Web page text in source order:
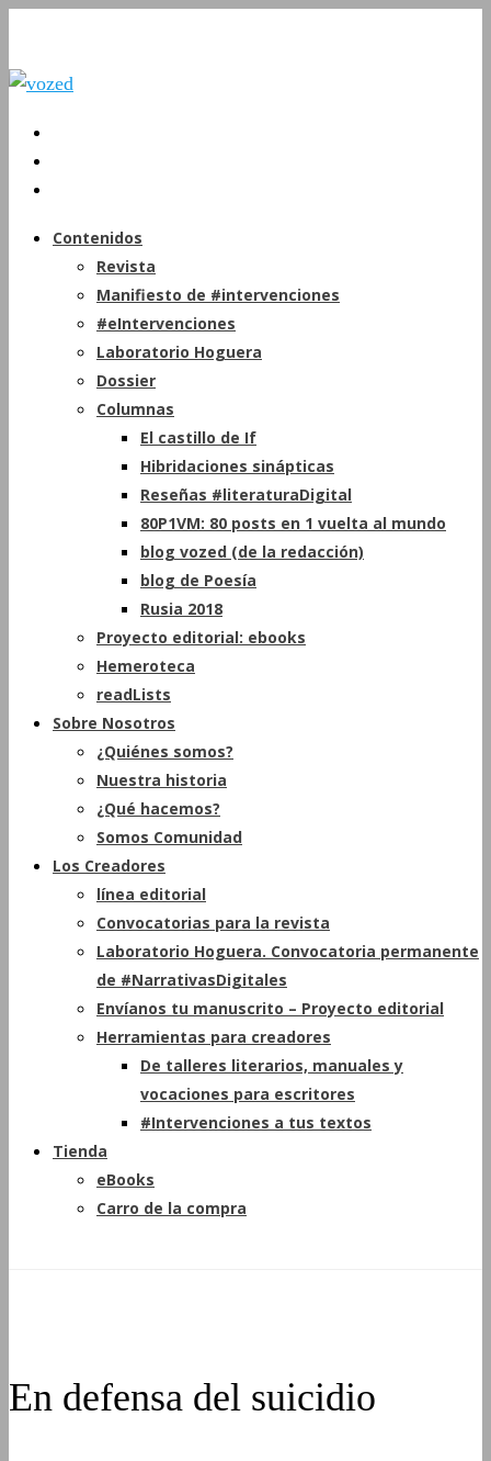
Contenidos
Revista
Manifiesto de #intervenciones
#eIntervenciones
Laboratorio Hoguera
Dossier
Columnas
El castillo de If
Hibridaciones sinápticas
Reseñas #literaturaDigital
80P1VM: 80 posts en 1 vuelta al mundo
blog vozed (de la redacción)
blog de Poesía
Rusia 2018
Proyecto editorial: ebooks
Hemeroteca
readLists
Sobre Nosotros
¿Quiénes somos?
Nuestra historia
¿Qué hacemos?
Somos Comunidad
Los Creadores
línea editorial
Convocatorias para la revista
Laboratorio Hoguera. Convocatoria permanente
de #NarrativasDigitales
Envíanos tu manuscrito – Proyecto editorial
Herramientas para creadores
De talleres literarios, manuales y
vocaciones para escritores
#Intervenciones a tus textos
Tienda
eBooks
Carro de la compra
En defensa del suicidio